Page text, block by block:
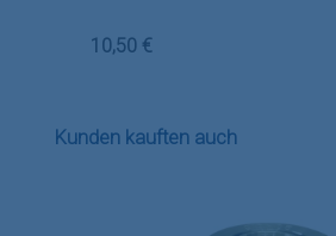
Regulärer Preis:
10,50 €
Produktgalerie überspringen
Kunden kauften auch